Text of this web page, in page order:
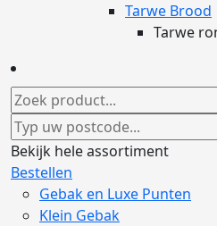
Tarwe Brood
Tarwe
Bekijk hele assortiment
Bestellen
Gebak en Luxe Punten
Klein Gebak